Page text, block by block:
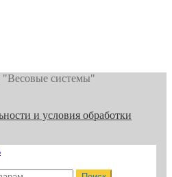
системы"
и условия обработки